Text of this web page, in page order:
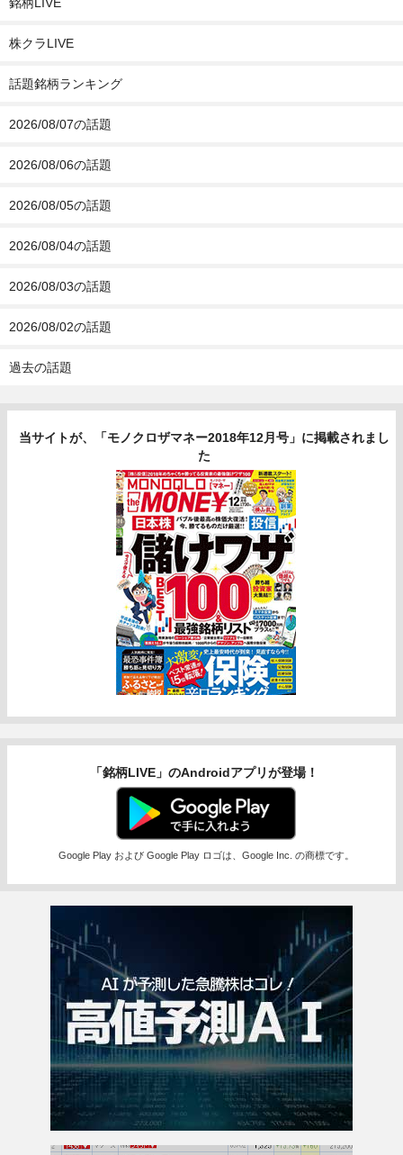
株クラLIVE
話題銘柄ランキング
2026/08/07の話題
2026/08/06の話題
2026/08/05の話題
2026/08/04の話題
2026/08/03の話題
2026/08/02の話題
過去の話題
当サイトが、「モノクロザマネー2018年12月号」に掲載されまし
た
「銘柄LIVE」のAndroidアプリが登場！
Google Play および Google Play ロゴは、Google Inc. の商標です。